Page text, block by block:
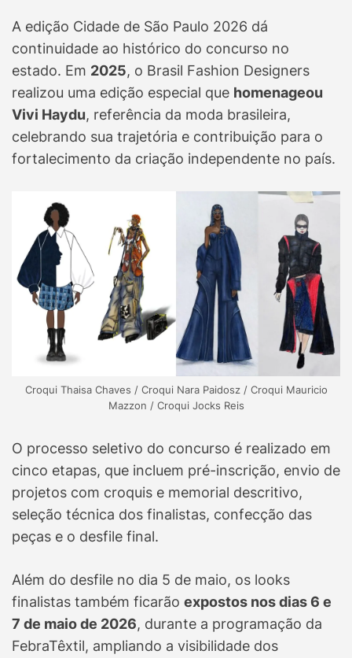
A edição Cidade de São Paulo 2026 dá
continuidade ao histórico do concurso no
estado. Em 2025, o Brasil Fashion Designers
realizou uma edição especial que homenageou
Vivi Haydu, referência da moda brasileira,
celebrando sua trajetória e contribuição para o
fortalecimento da criação independente no país.
Croqui Thaisa Chaves / Croqui Nara Paidosz / Croqui Mauricio
Mazzon / Croqui Jocks Reis
O processo seletivo do concurso é realizado em
cinco etapas, que incluem pré-inscrição, envio de
projetos com croquis e memorial descritivo,
seleção técnica dos finalistas, confecção das
peças e o desfile final.
Além do desfile no dia 5 de maio, os looks
finalistas também ficarão expostos nos dias 6 e
7 de maio de 2026, durante a programação da
FebraTêxtil, ampliando a visibilidade dos